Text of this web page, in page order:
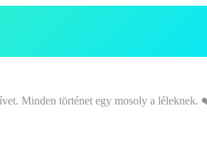
Minden történet egy mosoly a léleknek.